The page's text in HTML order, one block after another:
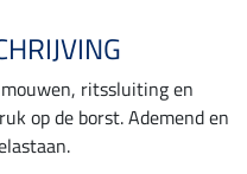
ritssluiting en
op de borst. Ademend en